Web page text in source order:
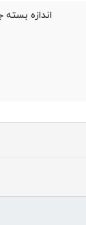
اندازه بسته